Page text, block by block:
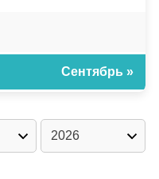
Сентябрь »